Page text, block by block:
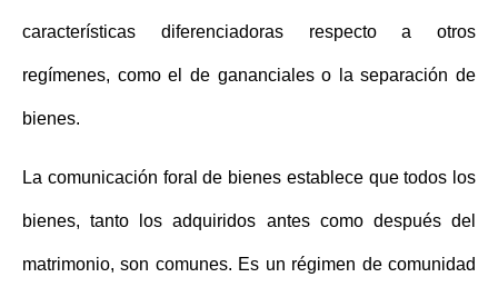
características diferenciadoras respecto a otros
regímenes, como el de gananciales o la separación de
bienes.
La comunicación foral de bienes establece que todos los
bienes, tanto los adquiridos antes como después del
matrimonio, son comunes. Es un régimen de comunidad